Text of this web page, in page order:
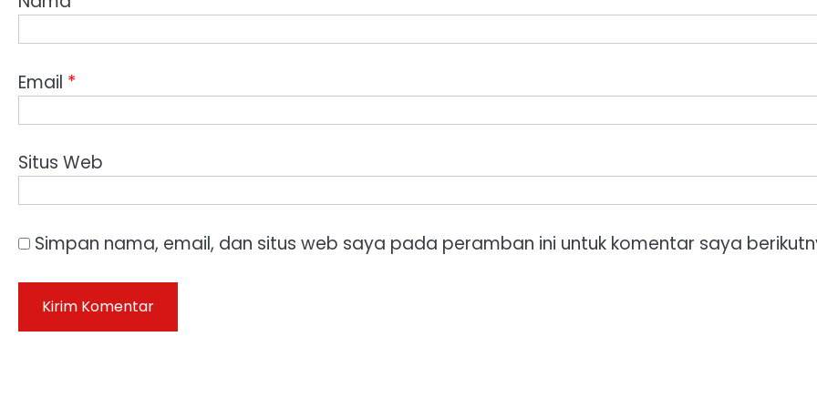
Email *
Situs Web
Simpan nama, email, dan situs web saya pada peramban ini untuk komentar saya